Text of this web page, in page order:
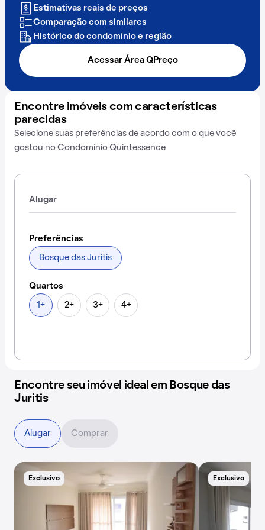
Estimativas reais de preços
Comparação com similares
Histórico do condomínio e região
Acessar Área QPreço
Encontre imóveis com características
parecidas
Selecione suas preferências de acordo com o que você
gostou no Condomínio Quintessence
Alugar
Preferências
Bosque das Juritis
Quartos
1+ 2+ 3+ 4+
Encontre seu imóvel ideal em Bosque das
Juritis
Exclusivo Exclusivo
Alugar Comprar